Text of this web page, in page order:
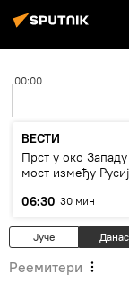
00:00
ВЕСТИ
Прст у око
мост између
06:30 30 мин
Јуче Данас
Реемитери